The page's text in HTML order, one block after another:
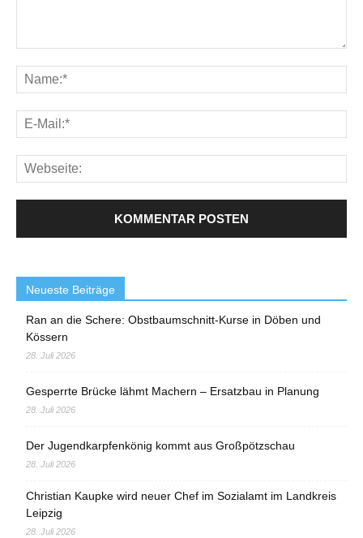
Neueste Beiträge
Ran an die Schere: Obstbaumschnitt-Kurse in Döben und
Kössern
28. Juli 2026
Gesperrte Brücke lähmt Machern – Ersatzbau in Planung
28. Juli 2026
Der Jugendkarpfenkönig kommt aus Großpötzschau
28. Juli 2026
Christian Kaupke wird neuer Chef im Sozialamt im Landkreis
Leipzig
28. Juli 2026